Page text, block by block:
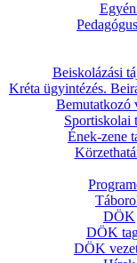
Beiskolázási
Kréta ügyintézés.
Bemutatkozó
Sportiskolai
Ének-zene
DÖK
DÖK
DÖK